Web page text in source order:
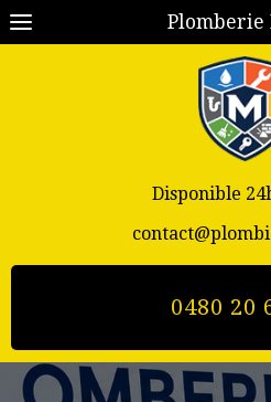
Plomberie
Disponible
0480 20